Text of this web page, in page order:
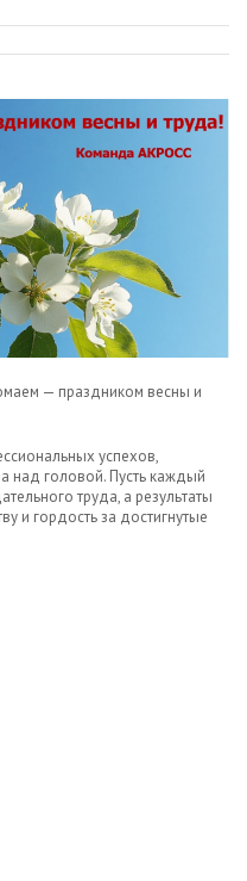
— праздником весны и
успехов,
над головой. Пусть каждый
труда, а результаты
и гордость за достигнутые